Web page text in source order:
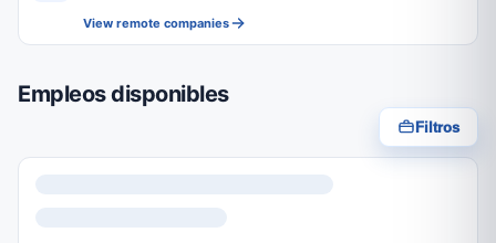
View remote companies
Empleos disponibles
Filtros